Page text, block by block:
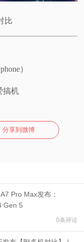
比
）
搞机
分享到微博
Pro Max发布：
Gen 5
0条评论